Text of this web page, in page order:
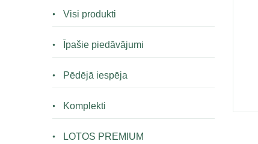
Visi produkti
Īpašie piedāvājumi
Pēdējā iespēja
Komplekti
LOTOS PREMIUM